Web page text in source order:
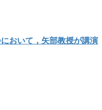
おいて，矢部教授が講演